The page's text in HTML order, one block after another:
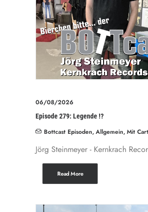
06/08/2026
Episode 279: Legende !?
Bottcast Episoden, Allgemein, Mit
Jörg Steinmeyer - Kernkrach
Read More